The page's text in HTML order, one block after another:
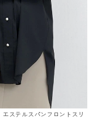
エステルスパンフロントスリ